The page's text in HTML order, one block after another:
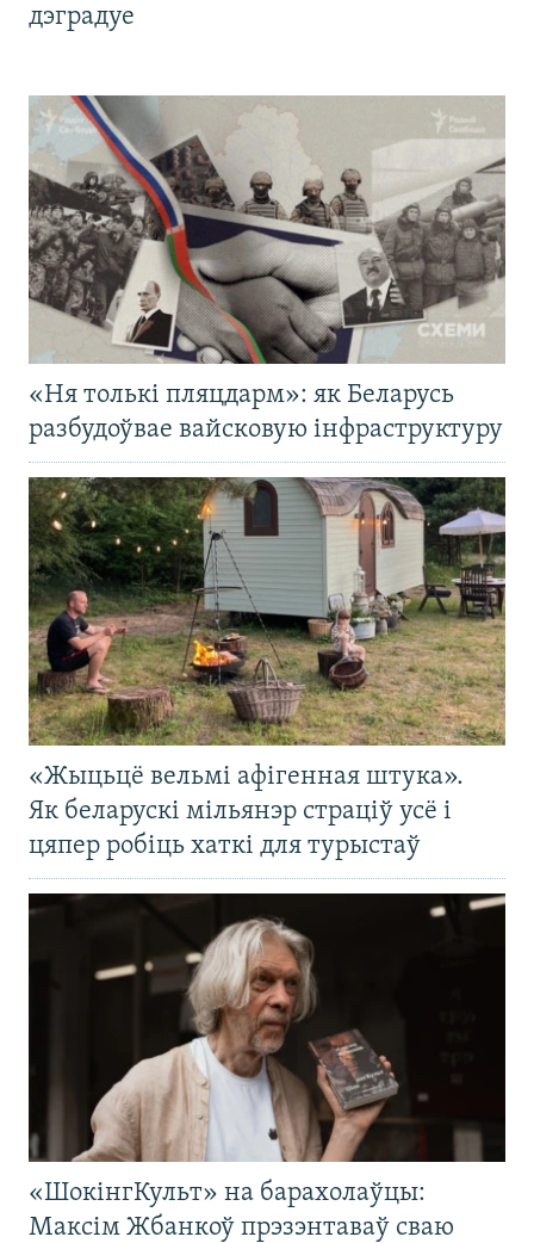
дэградуе
«Ня толькі пляцдарм»: як Беларусь
разбудоўвае вайсковую інфраструктуру
«Жыцьцё вельмі афігенная штука».
Як беларускі мільянэр страціў усё і
цяпер робіць хаткі для турыстаў
«ШокінгКульт» на барахолаўцы:
Максім Жбанкоў прэзэнтаваў сваю